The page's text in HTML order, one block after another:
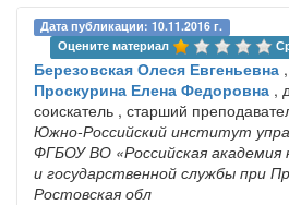
Дата публикации: 10.11.2016 г.
Оцените материал
Березовская Олеся Евгеньевна
Проскурина Елена Федоровна ,
соискатель , старший
Южно-Российский институт
ФГБОУ ВО «Российская академия
и государственной службы при
Ростовская обл